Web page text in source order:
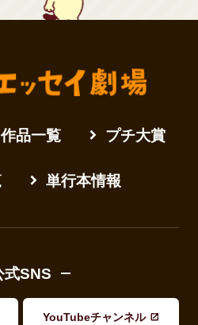
作品一覧 プチ大賞
単行本情報
式SNS
YouTubeチャンネル